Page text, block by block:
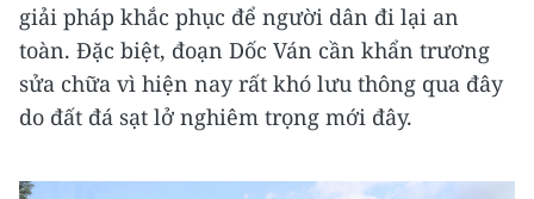
giải pháp khắc phục để người dân đi lại an
toàn. Đặc biệt, đoạn Dốc Ván cần khẩn trương
sửa chữa vì hiện nay rất khó lưu thông qua đây
do đất đá sạt lở nghiêm trọng mới đây.